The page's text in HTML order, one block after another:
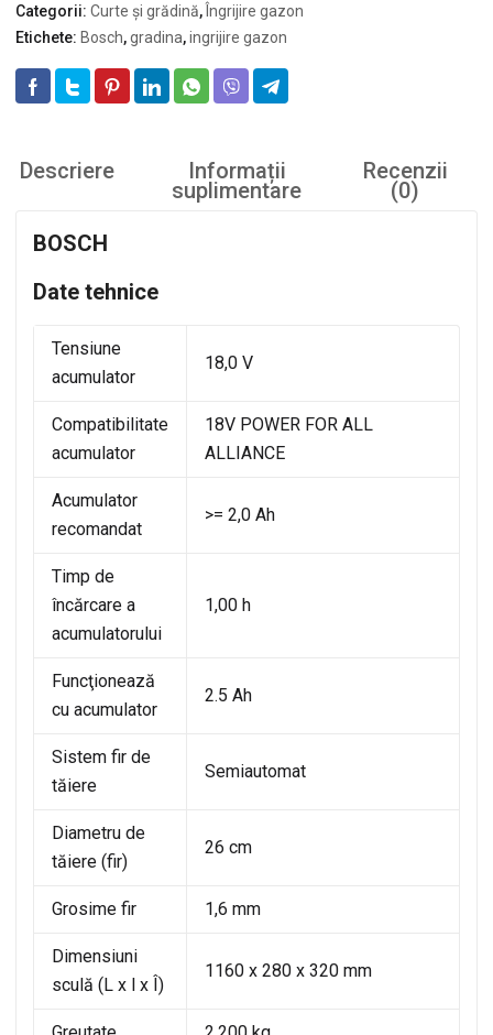
Categorii: Curte și grădină, Îngrijire gazon
Etichete: Bosch,gradina,ingrijire gazon
Descriere Informații
suplimentare
Recenzii
(0)
BOSCH
Date tehnice
Tensiune
acumulator
18,0 V
Compatibilitate
acumulator
18V POWER FOR ALL
ALLIANCE
Acumulator
recomandat
>= 2,0 Ah
Timp de
încărcare a
acumulatorului
1,00 h
Funcţionează
cu acumulator
2.5 Ah
Sistem fir de
tăiere
Semiautomat
Diametru de
tăiere (fir)
26 cm
Grosime fir 1,6 mm
Dimensiuni
sculă (L x l x Î)
1160 x 280 x 320 mm